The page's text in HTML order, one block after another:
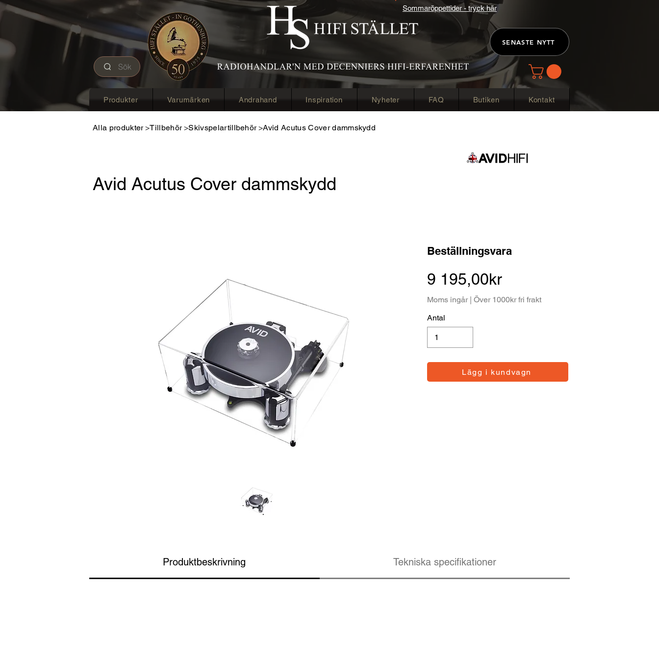
Sommaröppettider - tryck här
Produkter Varumärken Andrahand Inspiration Nyheter FAQ Butiken Kontakt
SENASTE NYTT
Sök
Alla produkter >Tillbehör >Skivspelartillbehör >Avid Acutus Cover dammskydd
Avid Acutus Cover dammskydd
Beställningsvara
9 195,00kr
Moms ingår | Över 1000kr fri frakt
Antal
Lägg i kundvagn
Produktbeskrivning Tekniska specifikationer